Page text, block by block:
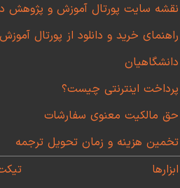
نقشه سایت پورتال آموزش و پژوهش
راهنمای خرید و دانلود از پورتال
دانشگاهیان
پرداخت اینترنتی چیست؟
حق مالکیت معنوی سفارشات
تخمین هزینه و زمان تحویل ترجمه
ابزارها